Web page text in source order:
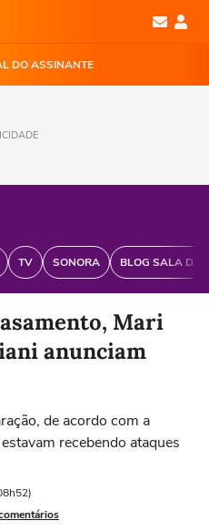
DO ASSINANTE
TV SONORA BLOG SALA DE
Mari
anunciam
de acordo com a
recebendo ataques